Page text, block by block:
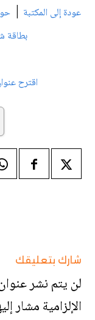
عودة إلى المكتبة |
بطاقة
اقترح
شارك بتعليقك
لن يتم نشر
الإلزامية مشار